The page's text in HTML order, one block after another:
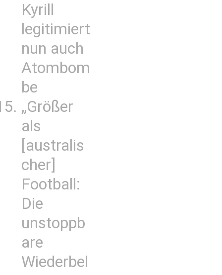
Kyrill
legitimiert
nun auch
Atombom
be
„Größer
als
[australis
cher]
Football:
Die
unstoppb
are
Wiederbel